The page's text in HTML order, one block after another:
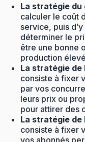
La stratégie
calculer le coût
service, puis
déterminer le
être une bonne
production
La stratégie
consiste à fixer
par vos
leurs prix ou
pour attirer des
La stratégie de
consiste à fixer
vos abonnés